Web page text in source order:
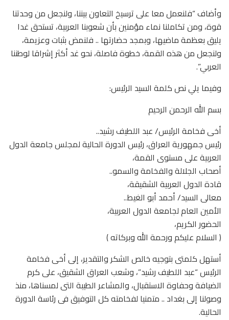
وأضاف “فلنعمل معا على ترسيخ التعاون بيننا، ولنجعل من وحدتنا
قوة، ومن تكاملنا نماء مؤمنين بأن شعوبنا العربية، تستحق غدا
يليق بعظمة ماضيها، وبمجد حضارتها .. فلنمض بثبات وعزيمة،
ولنجعل من هذه القمة، خطوة فاصلة، نحو غد أكثر إشراقا لوطننا
العربي”.
وفيما يلي نص كلمة السيد الرئيس:
بسم الله الرحمن الرحيم
أخى فخامة الرئيس/ عبد اللطيف رشيد..
رئيس جمهورية العراق، رئيس الدورة الحالية لمجلس جامعة الدول
العربية على مستوى القمة،
أصحاب الجلالة والفخامة والسمو..
قادة الدول العربية الشقيقة،
معالى السيد/ أحمد أبو الغيط..
الأمين العام لجامعة الدول العربية،
الحضور الكريم،
﴿ السلام عليكم ورحمة الله وبركاته ﴾
أستهل كلمتى بتوجيه خالص الشكر والتقدير، إلى أخى فخامة
الرئيس “عبد اللطيف رشيد”، وشعب العراق الشقيق، على كرم
الضيافة وحفاوة الاستقبال، والمشاعر الطيبة التى لمسناها، منذ
وصولنا إلى بغداد .. متمنيا لفخامته كل التوفيق فى رئاسة الدورة
الحالية.